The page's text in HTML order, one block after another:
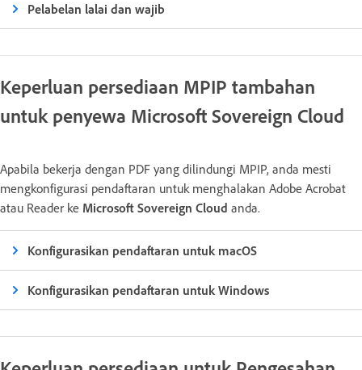
Pelabelan lalai dan wajib
Keperluan persediaan MPIP tambahan
untuk penyewa Microsoft Sovereign Cloud
Apabila bekerja dengan PDF yang dilindungi MPIP, anda mesti
mengkonfigurasi pendaftaran untuk menghalakan Adobe Acrobat
atau Reader ke Microsoft Sovereign Cloud anda.
Konfigurasikan pendaftaran untuk macOS
Konfigurasikan pendaftaran untuk Windows